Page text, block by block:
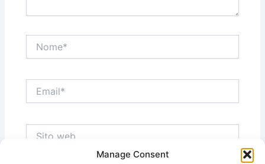
Manage Consent
web